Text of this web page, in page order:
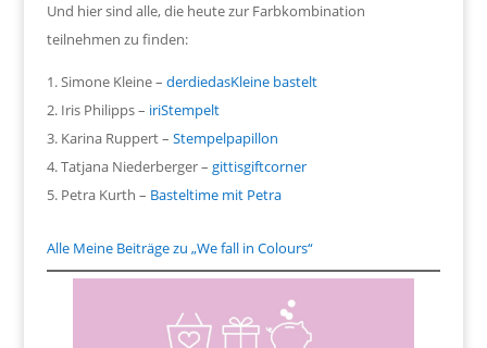
Und hier sind alle, die heute zur Farbkombination
teilnehmen zu finden:
Simone Kleine – derdiedasKleine bastelt
Iris Philipps – iriStempelt
Karina Ruppert – Stempelpapillon
Tatjana Niederberger – gittisgiftcorner
Petra Kurth – Basteltime mit Petra
Alle Meine Beiträge zu „We fall in Colours“